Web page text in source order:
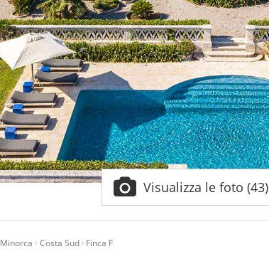
Visualizza le foto (43)
Minorca Costa Sud Finca F